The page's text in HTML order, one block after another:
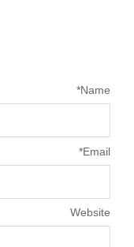
Name
*
Email
*
Website